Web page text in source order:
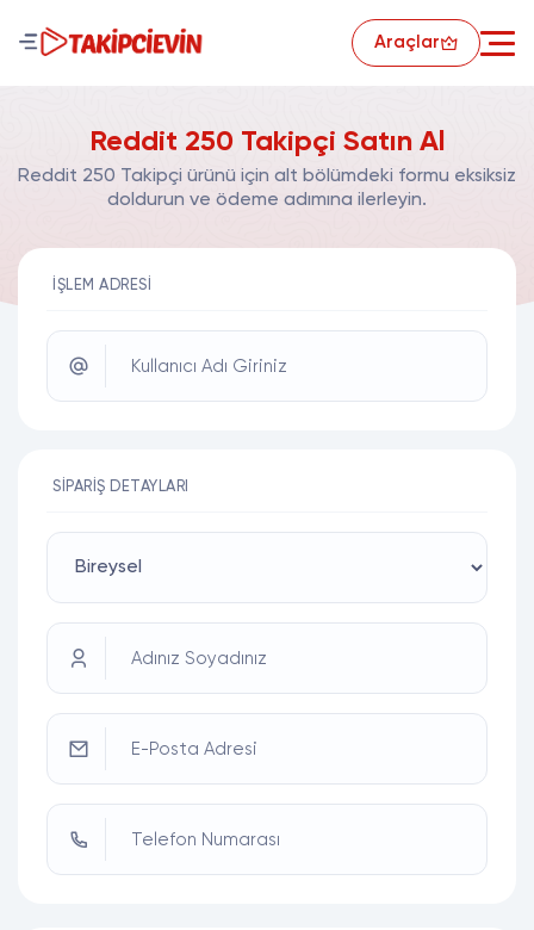
Araçlar
Reddit 250 Takipçi Satın Al
Reddit 250 Takipçi ürünü için alt bölümdeki formu eksiksiz
doldurun ve ödeme adımına ilerleyin.
İŞLEM ADRESI
Kullanıcı Adı Giriniz
SIPARIŞ DETAYLARI
Adınız Soyadınız
E-Posta Adresi
Telefon Numarası